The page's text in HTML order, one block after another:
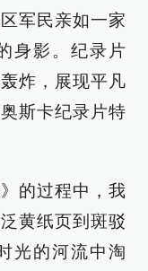
军民亲如一家
身影。纪录片
炸，展现平凡
斯卡纪录片特
的过程中，我
黄纸页到斑驳
光的河流中淘